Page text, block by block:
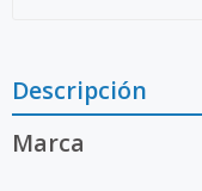
Descripción
Marca